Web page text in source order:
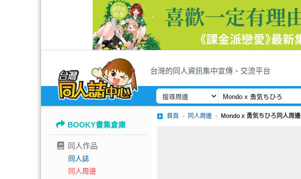
台灣的同人資訊集中宣傳、交流平台
BOOKY書集倉庫
同人作品
同人誌
同人周邊
首頁 同人周邊 Mondo x 勇気ちひろ同人周邊